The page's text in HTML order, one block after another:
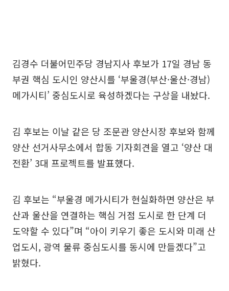
김경수 더불어민주당 경남지사 후보가 17일 경남 동
부권 핵심 도시인 양산시를 ‘부울경(부산·울산·경남)
메가시티’ 중심도시로 육성하겠다는 구상을 내놨다.
김 후보는 이날 같은 당 조문관 양산시장 후보와 함께
양산 선거사무소에서 합동 기자회견을 열고 ‘양산 대
전환’ 3대 프로젝트를 발표했다.
김 후보는 “부울경 메가시티가 현실화하면 양산은 부
산과 울산을 연결하는 핵심 거점 도시로 한 단계 더
도약할 수 있다”며 “아이 키우기 좋은 도시와 미래 산
업도시, 광역 물류 중심도시를 동시에 만들겠다”고
밝혔다.